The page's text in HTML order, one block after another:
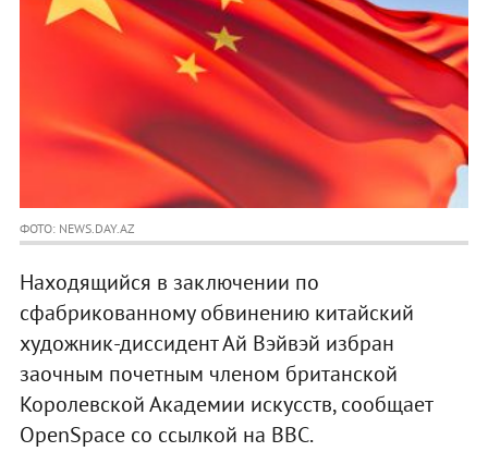
ФОТО: NEWS.DAY.AZ
Находящийся в заключении по
сфабрикованному обвинению китайский
художник-диссидент Ай Вэйвэй избран
заочным почетным членом британской
Королевской Академии искусств, сообщает
OpenSpace со ссылкой на BBC.